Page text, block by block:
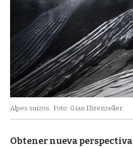
Alpes suizos. Foto: Gian Ehrenzeller.
Obtener nueva perspectiva